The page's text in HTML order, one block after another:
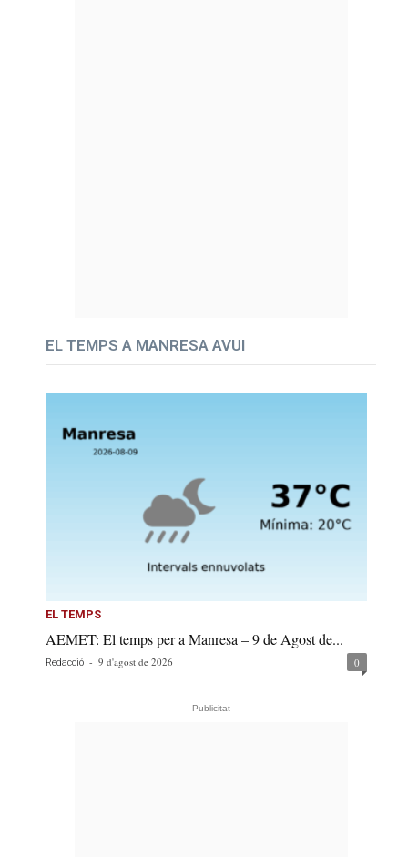
EL TEMPS A MANRESA AVUI
EL TEMPS
AEMET: El temps per a Manresa – 9 de Agost de...
Redacció - 9 d'agost de 2026 0
- Publicitat -